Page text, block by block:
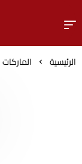
الرئيسية الماركات